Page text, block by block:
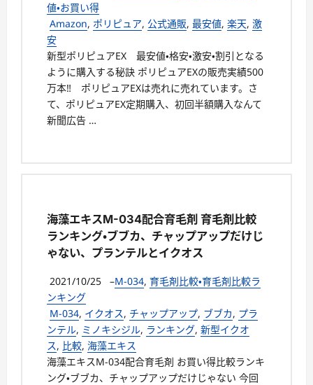
値・お買い得
Amazon, ポリピュア, 公式通販, 最安値, 楽天, 激
安
新型ポリピュアEX 最安値・格安・激安・割引となる
ように購入する秘訣 ポリピュアEXの販売実績500
万本‼ ポリピュアEXは売れに売れています。さ
て、ポリピュアEX定期購入、初回半額購入なんて
新聞広告 …
海藻エキスM-034配合育毛剤 育毛剤比較
ランキング・ブブカ、チャップアップだけじ
ゃない、プランテルとイクオス
2021/10/25 –M-034, 育毛剤比較・育毛剤比較ラ
ンキング
M-034, イクオス, チャップアップ, ブブカ, プラ
ンテル, ミノキシジル, ランキング, 新型イクオ
ス, 比較, 海藻エキス
海藻エキスM-034配合育毛剤 お買い得比較ランキ
ング・ブブカ、チャップアップだけじゃない 今回